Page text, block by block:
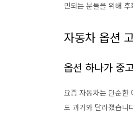
민되는 분들을 위해
자동차 옵션
옵션 하나가 중
요즘 자동차는 단순한
도 과거와 달라졌습니